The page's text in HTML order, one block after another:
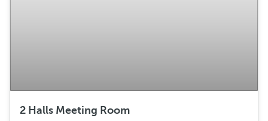
2 Halls Meeting Room